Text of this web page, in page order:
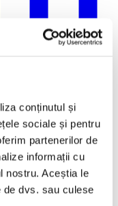
conținutul și
sociale și pentru
partenerilor de
informații cu
nostru. Aceștia le
de dvs. sau culese